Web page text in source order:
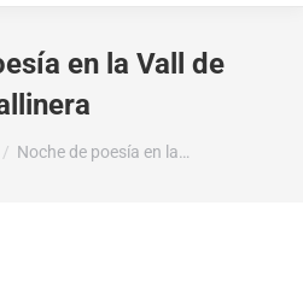
en la Vall de
Noche de poesía en la…